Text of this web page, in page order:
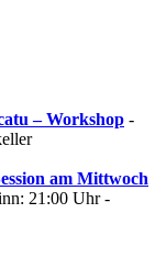
– Workshop -
am Mittwoch
21:00 Uhr -